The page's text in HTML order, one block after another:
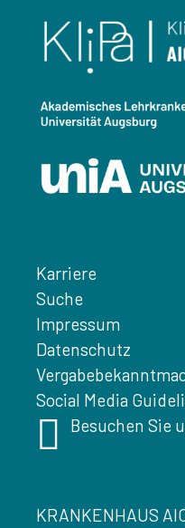
Karriere
Suche
Impressum
Datenschutz
Social Media
Besuchen Sie
KRANKENHAUS